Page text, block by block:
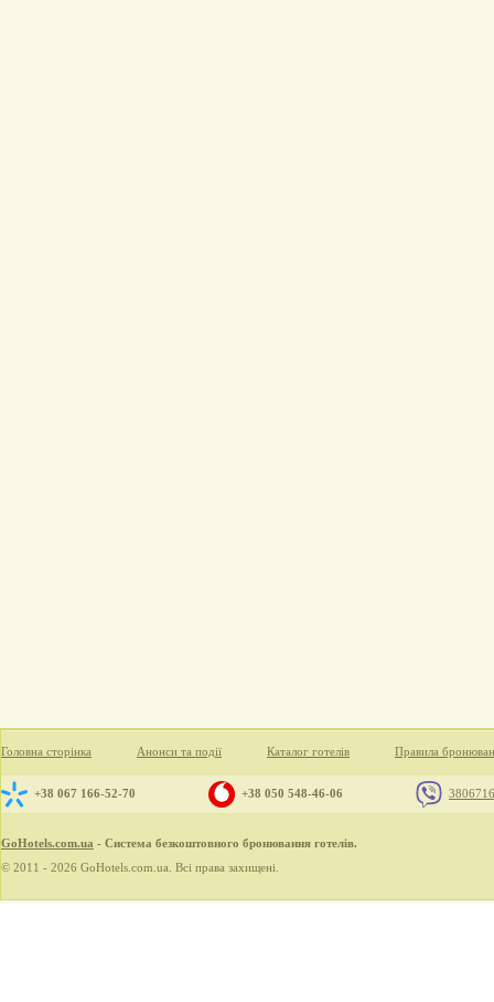
Головна сторінка Анонси та події Каталог готелів Правила
+38 067 166-52-70 +38 050 548-46-06
GoHotels.com.ua - Система безкоштовного бронювання готелів.
© 2011 - 2026 GoHotels.com.ua. Всі права захищені.